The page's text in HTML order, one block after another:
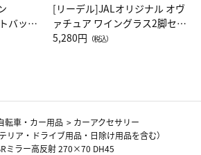
バッグ
）ス
[リーデル]JALオリジナル オヴ
ァチュア ワイングラス2脚セッ
ト（レッドワイン）
5,280円 （税込）
転車・カー用品 > カーアクセサリー
リア・ドライブ用品・日除け用品を含む）
ミラー高反射 270×70 DH45